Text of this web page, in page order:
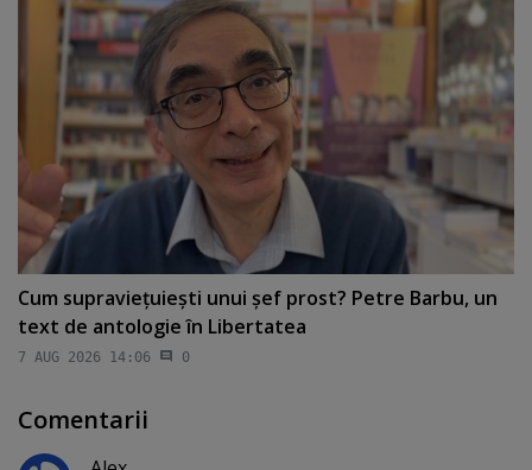
Cum supravieţuieşti unui şef prost? Petre Barbu, un
text de antologie în Libertatea
7 AUG 2026 14:06 0
Comentarii